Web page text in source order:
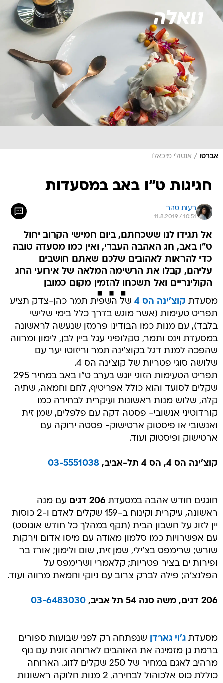
אברטו / אנטולי מיכאלו
חגיגות ט"ו באב במסעדות
רעות סהר
11.8.2019 / 10:51
אל תגידו לנו ששכחתם, ביום חמישי הקרוב יחול
ט"ו באב, חג האהבה העברי, ואין כמו מסעדה טובה
כדי להראות לאהובים שלכם שאתם חושבים
עליהם, קבלו את הרשימה המלאה של אירועי החג
הקולינריים ואל תשכחו להזמין מקום כמובן
מסעדת קוצ'ינה הס 4
של השפית תמר כהן-צדק תציע
תפריט טעימות (אשר מוגש בדרך כלל בימי שלישי
בלבד), עם מנות כמו הבודינו פרמזן שנעשה לראשונה
במסעדת וינס ותמר, סקלופיני עגל ביין לבן, לימון ומרווה
שהפכה למנת דגל בקוצ'ינה תמר וריזוטו יער עם
שלושה סוגי פטריות של קוצ'ינה הס 4.
תפריט הטעימות הזוגי יוגש בערב ט"ו באב במחיר 295
שקלים לסועד והוא כולל אפריטיף, לחם וחמאה, שתיה
קלה, שלוש מנות ראשונות ועיקרית לבחירה כמו
קורדוטיני אנשובי- פסטה דקה עם פלפלים, שמן זית
ואנשובי או פיסטוק ארטישוק- פסטה ירוקה עם
ארטישוק ופיסטוק ועוד.
קוצ'ינה הס 4, הס 4 תל-אביב, 03-5551038
חוגגים חודש אהבה במסעדת 206 דגים
עם מנה
ראשונה, עיקרית וקינוח ב-159 שקלים לאדם ו-2 כוסות
יין לזוג על חשבון הבית (תקף במהלך כל חודש אוגוסט)
עם אפשרויות כמו סלמון מאודה עם מיסו אדום וירקות
שורש; שרימפס בצ'ילי, שמן זית, שום ולימון; אורז בר
ופירות ים בציר פטריות; קלאמרי ושרימפס על
הפלנצ'ה; פילה לברק צרוב עם ניוקי וחמאת מרווה ועוד.
206 דגים, משה סנה 54 תל אביב, 03-6483030
מסעדתג'וי גארדן שנפתחה רק לפני שבועות ספורים
ברמת גן מזמינה את האוהבים לארוחה זוגית עם נוף
מרהיב לאגם במחיר של 250 שקלים לזוג. הארוחה
כוללת כוס אלכוהול לבחירה, 2 מנות חלוקה ראשונות